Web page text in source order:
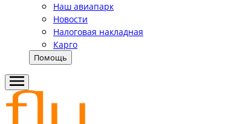
Наш авиапарк
Новости
Налоговая накладная
Карго
Помощь